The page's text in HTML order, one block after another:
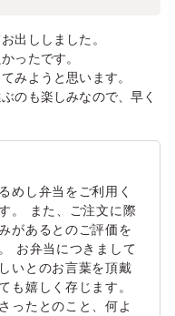
出ししました。
ったです。
みようと思います。
のも楽しみなので、早く
めし弁当をご利用く
。 また、ご注文に際
があるとのご評価を
お弁当につきまして
いとのお言葉を頂戴
も嬉しく存じます。
ったとのこと、何よ